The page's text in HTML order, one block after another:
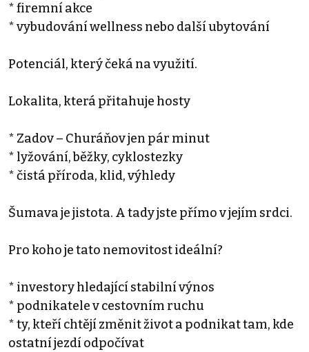
* firemní akce
* vybudování wellness nebo další ubytování
Potenciál, který čeká na využití.
Lokalita, která přitahuje hosty
* Zadov – Churáňov jen pár minut
* lyžování, běžky, cyklostezky
* čistá příroda, klid, výhledy
Šumava je jistota. A tady jste přímo v jejím srdci.
Pro koho je tato nemovitost ideální?
* investory hledající stabilní výnos
* podnikatele v cestovním ruchu
* ty, kteří chtějí změnit život a podnikat tam, kde
ostatní jezdí odpočívat